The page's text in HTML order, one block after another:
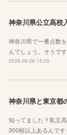
神奈川県で一番点数
んでしょう。そうで
2026.06.26 15:05
知ってました？私立
300校以上あるんで